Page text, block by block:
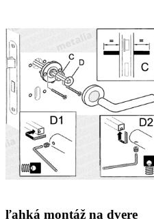
ľahká montáž na dvere